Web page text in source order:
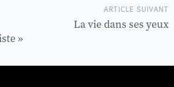
ARTICLE SUIVANT
La vie dans ses yeux
»